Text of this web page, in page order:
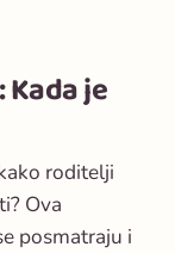
je
roditelji
Ova
posmatraju i